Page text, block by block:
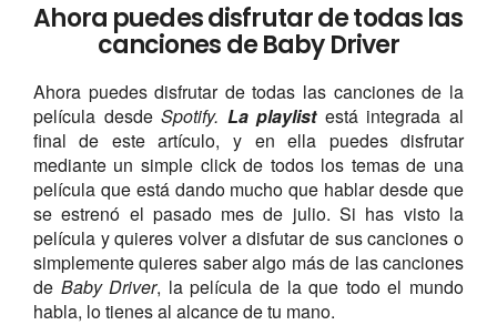
Ahora puedes disfrutar de todas las
canciones de Baby Driver
Ahora puedes disfrutar de todas las canciones de la
película desdeSpotify. La playlist está integrada al
final de este artículo, y en ella puedes disfrutar
mediante un simple click de todos los temas de una
película que está dando mucho que hablar desde que
se estrenó el pasado mes de julio. Si has visto la
película y quieres volver a disfutar de sus canciones o
simplemente quieres saber algo más de las canciones
de Baby Driver, la película de la que todo el mundo
habla, lo tienes al alcance de tu mano.